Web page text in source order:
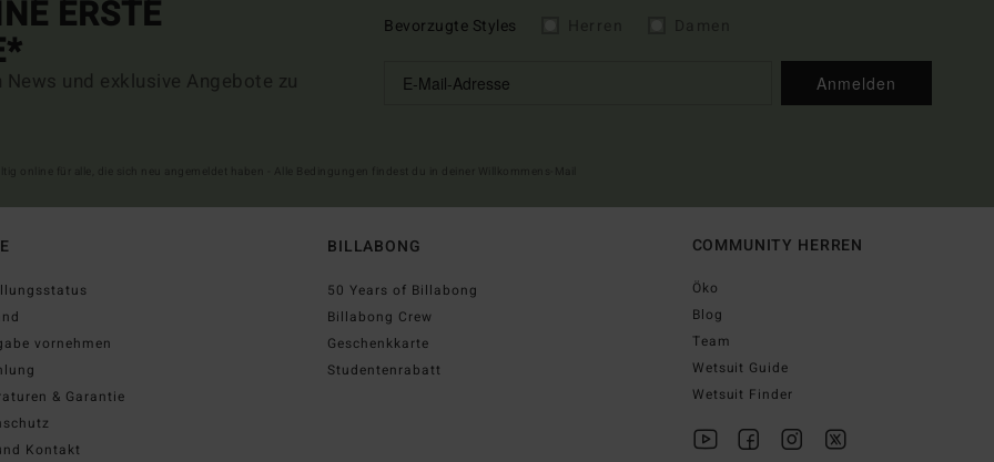
ERSTE
und exklusive Angebote zu
Bevorzugte Styles
Anmelden
vornehmen
& Garantie
Kontakt
BILLABONG
50 Years of Billabong
Billabong Crew
Geschenkkarte
Studentenrabatt
COMMUNITY HERREN
Öko
Blog
Team
Wetsuit Guide
Wetsuit Finder